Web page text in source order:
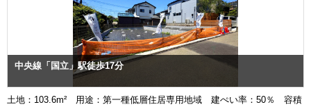
中央線「国立」駅徒歩17分
土地：103.6m² 用途：第一種低層住居専用地域 建ぺい率：50％ 容積